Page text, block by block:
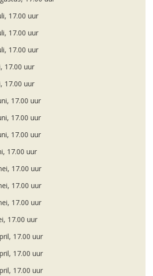
17.00 uur
17.00 uur
17.00 uur
17.00 uur
17.00 uur
17.00 uur
17.00 uur
17.00 uur
17.00 uur
17.00 uur
17.00 uur
17.00 uur
17.00 uur
17.00 uur
17.00 uur
17.00 uur